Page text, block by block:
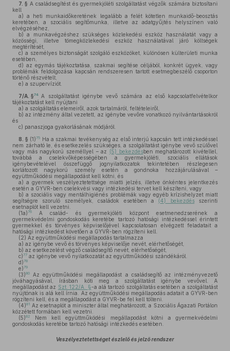
7. § A családsegítést és gyermekjóléti szolgáltatást végzők számára biztosítani
kell
a) a heti munkaidőkeretének legalább a felét kötetlen munkaidő-beosztás
keretében, a szociális segítőmunka, illetve az adatgyűjtés helyszínen való
elvégzéséhez,
b) a munkavégzéshez szükséges közlekedési eszköz használatát vagy a
közösségi, illetve tömegközlekedési eszköz használatával járó költségek
megtérítését,
c) a személyes biztonságát szolgáló eszközöket, különösen külterületi munka
esetében,
d) az egymás tájékoztatása, szakmai segítése céljából, konkrét ügyek, vagy
problémák feldolgozása kapcsán rendszeresen tartott esetmegbeszélő csoporton
történő részvételt,
e) a szupervíziót.
7/A. §74 A szolgáltatást igénybe vevő számára az első kapcsolatfelvételkor
tájékoztatást kell nyújtani
a) a szolgáltatás elemeiről, azok tartalmáról, feltételeiről,
b) az intézmény által vezetett, az igénybe vevőre vonatkozó nyilvántartásokról
és
c) panaszjoga gyakorlásának módjáról.
8. § (1)75 Ha a szakmai tevékenység az első interjú kapcsán tett intézkedéssel
nem zárható le, és esetkezelés szükséges, a szolgáltatást igénybe vevő szülővel
vagy más nagykorú személlyel – az (5) bekezdésben meghatározott kivétellel,
továbbá a cselekvőképességében a gyermekjóléti, szociális ellátások
igénybevételével összefüggő jognyilatkozatok tekintetében részlegesen
korlátozott nagykorú személy esetén a gondnoka hozzájárulásával –
együttműködési megállapodást kell kötni, és
a) a gyermek veszélyeztetettsége miatti jelzés, illetve önkéntes jelentkezés
esetén a GYVR-ben cselekvési vagy intézkedési tervet kell készíteni, vagy
b) a szociális vagy mentálhigiénés problémák vagy egyéb krízishelyzet miatt
segítségre szoruló személyek, családok esetében a (4) bekezdésszerinti
esetnaplót kell vezetni.
(1a)76
A család- és gyermekjóléti központ esetmenedzserének a
gyermekvédelmi gondoskodás keretébe tartozó hatósági intézkedéssel érintett
gyermekkel és törvényes képviselőjével kapcsolatosan elvégzett feladatait a
hatósági intézkedést követően a GYVR-ben rögzíteni kell.
(2) Az együttműködési megállapodás tartalmazza
a) az igénybe vevő és törvényes képviselője nevét, elérhetőségét,
b) az esetkezelést végző családsegítő nevét, elérhetőségét,
c)77 az igénybe vevő nyilatkozatát az együttműködési szándékáról.
d)78
e)79
(3)80
Az együttműködési megállapodást a családsegítő az intézményvezető
jóváhagyásával, írásban köti meg a szolgáltatást igénybe vevővel. A
megállapodást az Szt. 122/A. §-a alá tartozó szolgáltatás esetében a szolgáltatást
nyújtónak is alá kell írnia. Az együttműködési megállapodás adatait a GYVR-ben
rögzíteni kell, és a megállapodást a GYVR-be fel kell tölteni.
(4)81 Az esetnaplót a miniszter által meghatározott, a Szociális Ágazati Portálon
közzétett formában kell vezetni.
(5)82
Nem kell együttműködési megállapodást kötni a gyermekvédelmi
gondoskodás keretébe tartozó hatósági intézkedés esetében.
Veszélyeztetettséget észlelő és jelző rendszer